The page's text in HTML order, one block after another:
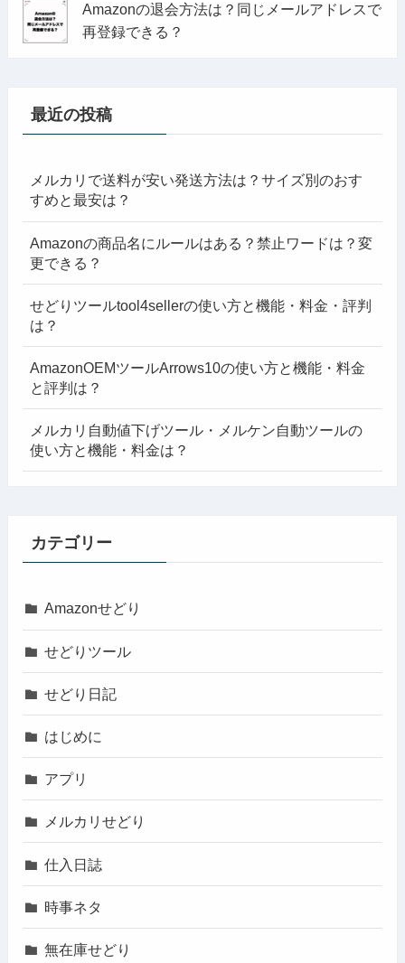
Amazonの退会方法は？同じメールアドレスで
再登録できる？
最近の投稿
メルカリで送料が安い発送方法は？サイズ別のおす
すめと最安は？
Amazonの商品名にルールはある？禁止ワードは？変
更できる？
せどりツールtool4sellerの使い方と機能・料金・評判
は？
AmazonOEMツールArrows10の使い方と機能・料金
と評判は？
メルカリ自動値下げツール・メルケン自動ツールの
使い方と機能・料金は？
カテゴリー
Amazonせどり
せどりツール
せどり日記
はじめに
アプリ
メルカリせどり
仕入日誌
時事ネタ
無在庫せどり